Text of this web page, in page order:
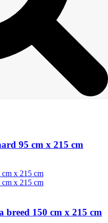
95 cm x 215 cm
150 cm x 215 cm